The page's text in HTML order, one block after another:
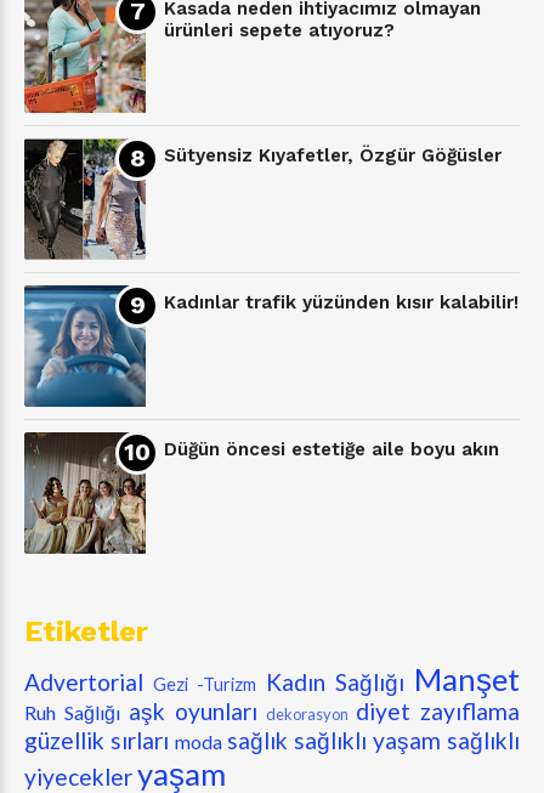
Kasada neden ihtiyacımız olmayan
ürünleri sepete atıyoruz?
Sütyensiz Kıyafetler, Özgür Göğüsler
Kadınlar trafik yüzünden kısır kalabilir!
Düğün öncesi estetiğe aile boyu akın
Etiketler
Advertorial Gezi -Turizm Kadın Sağlığı Manşet
Ruh Sağlığı aşk oyunları dekorasyon diyet zayıflama
güzellik sırları moda sağlık sağlıklı yaşam sağlıklı
yiyecekleryaşam